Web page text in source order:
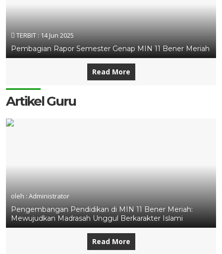
TERBIT : 14 Jun 2025
Pembagian Rapor Semester Genap MIN 11 Bener Meriah
Read More
Artikel Guru
oleh : Administrator
Pengembangan Pendidikan di MIN 11 Bener Meriah:
Mewujudkan Madrasah Unggul Berkarakter Islami
Read More